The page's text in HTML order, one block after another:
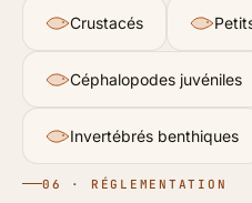
Crustacés
Céphalopodes juvéniles
Invertébrés benthiques
06 · RÉGLEMENTATION